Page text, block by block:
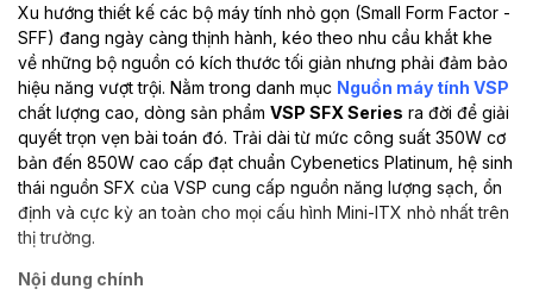
Xu hướng thiết kế các bộ máy tính nhỏ gọn (Small Form Factor -
SFF) đang ngày càng thịnh hành, kéo theo nhu cầu khắt khe
về những bộ nguồn có kích thước tối giản nhưng phải đảm bảo
hiệu năng vượt trội. Nằm trong danh mục Nguồn máy tính VSP
chất lượng cao, dòng sản phẩm VSP SFX Series ra đời để giải
quyết trọn vẹn bài toán đó. Trải dài từ mức công suất 350W cơ
bản đến 850W cao cấp đạt chuẩn Cybenetics Platinum, hệ sinh
thái nguồn SFX của VSP cung cấp nguồn năng lượng sạch, ổn
định và cực kỳ an toàn cho mọi cấu hình Mini-ITX nhỏ nhất trên
thị trường.
Nội dung chính